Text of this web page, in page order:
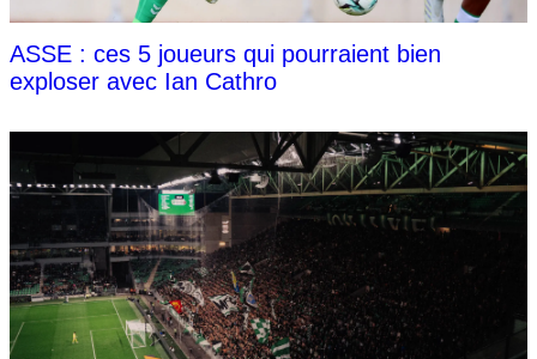
ASSE : ces 5 joueurs qui pourraient bien
exploser avec Ian Cathro